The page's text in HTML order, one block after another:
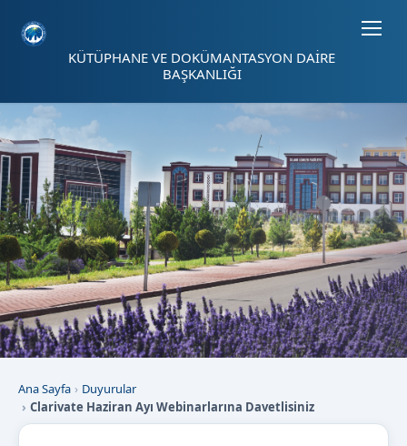
KÜTÜPHANE VE DOKÜMANTASYON DAİRE
BAŞKANLIĞI
Ana Sayfa
Duyurular
Clarivate Haziran Ayı Webinarlarına Davetlisiniz